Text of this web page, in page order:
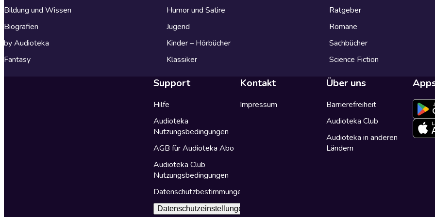
Bildung und Wissen
Biografien
by Audioteka
Fantasy
Humor und Satire
Jugend
Kinder – Hörbücher
Klassiker
Ratgeber
Romane
Sachbücher
Science Fiction
Support
Hilfe
Audioteka
Nutzungsbedingungen
AGB für Audioteka Abo
Audioteka Club
Nutzungsbedingungen
Datenschutzbestimmungen
Datenschutzeinstellungen
Kontakt
Impressum
Über uns
Barrierefreiheit
Audioteka Club
Audioteka in anderen
Ländern